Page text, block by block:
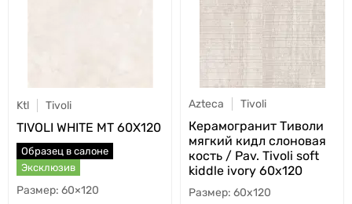
Ktl Tivoli
TIVOLI WHITE MT 60X120
Образец в салоне
Эксклюзив
60×120
Azteca Tivoli
Керамогранит Тиволи
мягкий кидл слоновая
кость / Pav. Tivoli soft
kiddle ivory 60x120
60x120